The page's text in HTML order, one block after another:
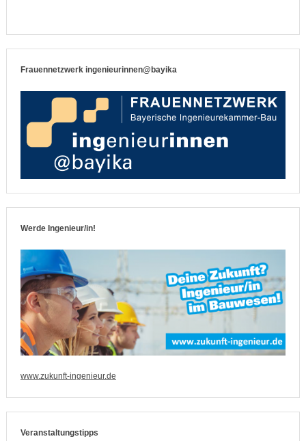
Frauennetzwerk ingenieurinnen@bayika
Werde Ingenieur/in!
www.zukunft-ingenieur.de
Veranstaltungstipps